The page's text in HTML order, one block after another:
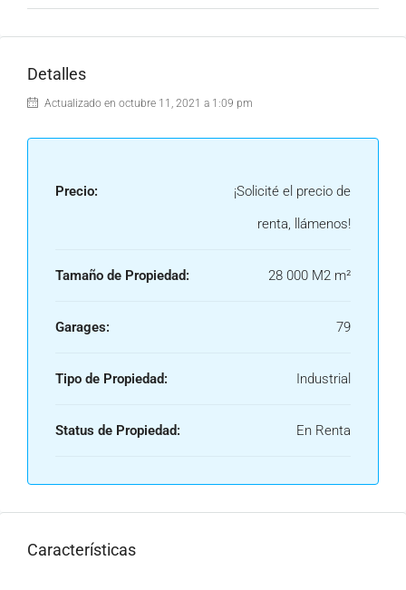
Detalles
Actualizado en octubre 11, 2021 a 1:09 pm
Precio:
¡Solicité el precio de
renta, llámenos!
Tamaño de Propiedad: 28 000 M2 m²
Garages: 79
Tipo de Propiedad: Industrial
Status de Propiedad: En Renta
Características